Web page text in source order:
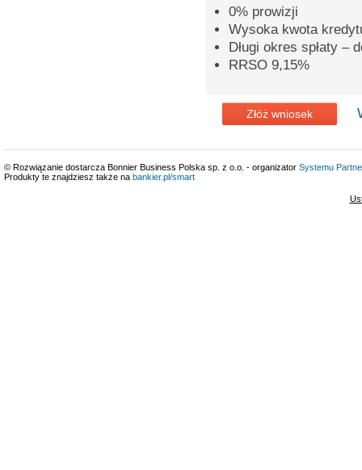
0% prowizji
Wysoka kwota
Długi okres spłaty –
RRSO 9,15%
Złóż wniosek
© Rozwiązanie dostarcza Bonnier Business Polska sp. z o.o. - organizator Systemu
Produkty te znajdziesz także na bankier.pl/smart